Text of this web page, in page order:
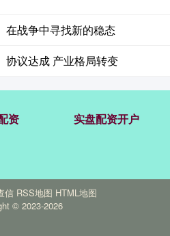
在战争中寻找新的稳态
协议达成 产业格局转变
资 实盘配资开户
信 RSS地图 HTML地图
© 2023-2026